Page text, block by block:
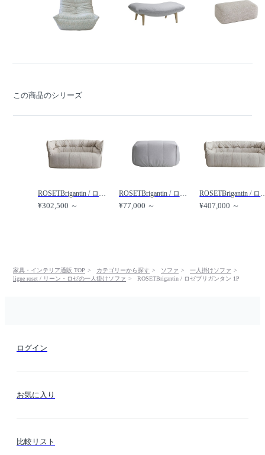
この商品のシリーズ
ROSETBrigantin / ロゼブリガンタン 2P /
¥302,500 ～
ROSETBrigantin / ロゼブリガンタン パフ /
¥77,000 ～
ROSETBrigantin /
¥407,000 ～
家具・インテリア通販 TOP カテゴリーから探す ソファ
一人掛けソファ
ligne roset / リーン・ロゼの一人掛けソファ
ROSETBrigantin / ロゼブリガンタン 1P
ログイン
お気に入り
比較リスト